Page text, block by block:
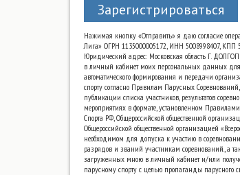
Зарегистрироваться
Нажимая кнопку «Отправить» я даю согласие
Лига» ОГРН 1135000005172, ИНН 5008998407, КПП
Юридический адрес: Московская область Г.
в личный кабинет моих персональных данных
автоматического формирования и передачи
спорту согласно Правилам Парусных
публикации списка участников, результатов
мероприятиях в формате, установленном
Спорта РФ, Общероссийской общественной
Общероссийской общественной организацией
необходимом для допуска к участию в
разрядов и званий участникам соревнований., а
загруженных мною в личный кабинет и/или
парусному спорту с целью пропаганды парусного